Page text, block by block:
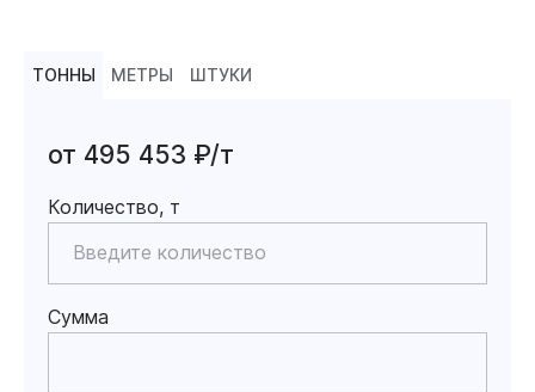
ТОННЫ МЕТРЫ ШТУКИ
от 495 453 ₽/т
Количество, т
Сумма